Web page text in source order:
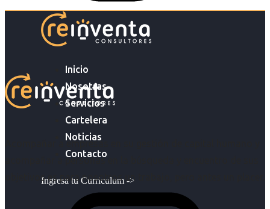
Inicio
Nosotras
Servicios
Cartelera
Noticias
Contacto
Ingresa tu Curriculum ->
Acompañar a empresas en su gestión de capital humano y
acompañar a personas en la búsqueda y encuentro de sus
objetivos es para nosotros un trabajo, pero antes un placer.